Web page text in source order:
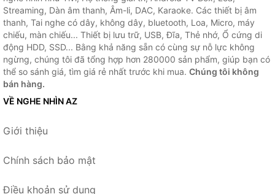
Streaming, Dàn âm thanh, Âm-li, DAC, Karaoke. Các thiết bị âm
thanh, Tai nghe có dây, không dây, bluetooth, Loa, Micro, máy
chiếu, màn chiếu... Thiết bị lưu trữ, USB, Đĩa, Thẻ nhớ, Ổ cứng di
động HDD, SSD... Bằng khả năng sẵn có cùng sự nỗ lực không
ngừng, chúng tôi đã tổng hợp hơn 280000 sản phẩm, giúp bạn có
thể so sánh giá, tìm giá rẻ nhất trước khi mua. Chúng tôi không
bán hàng.
VỀ NGHE NHÌN AZ
Giới thiệu
Chính sách bảo mật
Điều khoản sử dụng